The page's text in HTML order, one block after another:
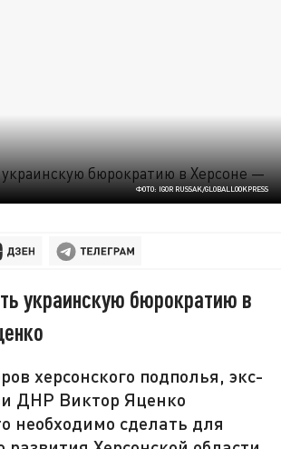
ФОТО: IGOR RUSSAK/GLOBALLOOKPRESS
украинскую бюрократию в
херсонского подполья, экс-
ДНР Виктор Яценко
необходимо сделать для